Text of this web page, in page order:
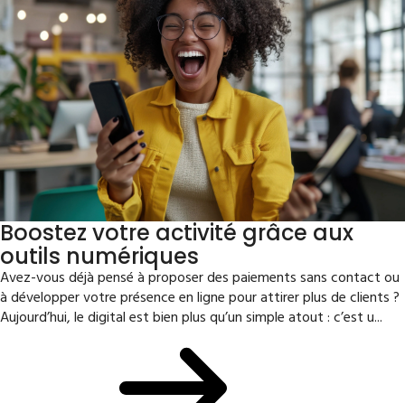
Boostez votre activité grâce aux
outils numériques
Avez-vous déjà pensé à proposer des paiements sans contact ou
à développer votre présence en ligne pour attirer plus de clients ?
Aujourd’hui, le digital est bien plus qu’un simple atout : c’est u...